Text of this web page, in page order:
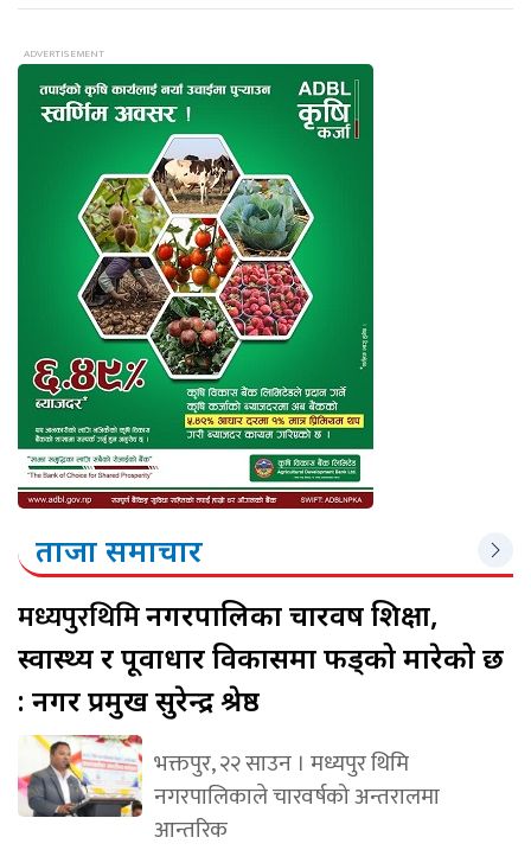
ताजा समाचार
मध्यपुरथिमिनगरपालिका चारवर्ष शिक्षा,
स्वास्थ्य र पूर्वाधार विकासमा फड्को मारेको छ
: नगर प्रमुख सुरेन्द्र श्रेष्ठ
भक्तपुर, २२ साउन । मध्यपुर थिमि
नगरपालिकाले चारवर्षको अन्तरालमा
आन्तरिक